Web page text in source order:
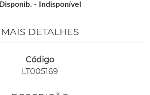
Disponib. -
Indisponível
MAIS DETALHES
Código
LT005169